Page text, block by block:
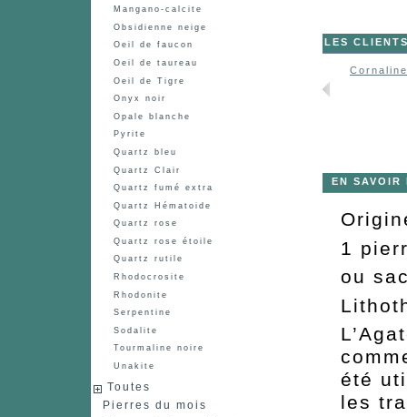
Mangano-calcite
Obsidienne neige
Oeil de faucon
Oeil de taureau
Oeil de Tigre
Onyx noir
Opale blanche
Pyrite
Quartz bleu
Quartz Clair
Quartz fumé extra
Quartz Hématoide
Quartz rose
Quartz rose étoile
Quartz rutile
Rhodocrosite
Rhodonite
Serpentine
Sodalite
Tourmaline noire
Unakite
Toutes
Pierres du mois
LES
Cornaline
EN SAVOIR
1
ou
été
les